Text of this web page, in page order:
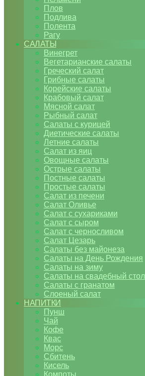
Плов
Подлива
Полента
Рагу
САЛАТЫ
Винегрет
Вегетарианские салаты
Греческий салат
Грибные салаты
Корейские салаты
Крабовый салат
Мясной салат
Рыбный салат
Салаты с курицей
Диетические салаты
Летние салаты
Салат из яиц
Овощные салаты
Острые салаты
Постные салаты
Простые салаты
Салат из печени
Салат Оливье
Салат с сухариками
Салат с сыром
Салат с черносливом
Салат Цезарь
Салаты без майонеза
Салаты на День Рождения
Салаты на зиму
Салаты на свадебный стол
Салаты с гранатом
Слоеный салат
НАПИТКИ
Пунш
Чай
Кофе
Квас
Морс
Сбитень
Кисель
Компоты